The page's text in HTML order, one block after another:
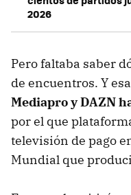
2026
Pero faltaba saber
de encuentros. Y
Mediapro y DAZN
por el que
televisión de pago
Mundial que